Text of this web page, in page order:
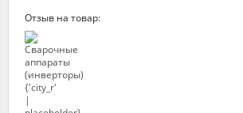
Отзыв на товар: